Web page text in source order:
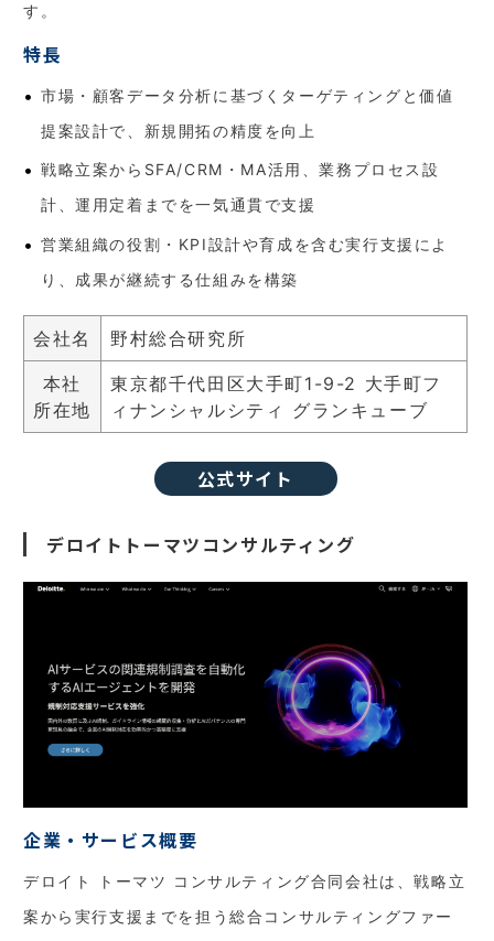
す。
特長
市場・顧客データ分析に基づくターゲティングと価値
提案設計で、新規開拓の精度を向上
戦略立案からSFA/CRM・MA活用、業務プロセス設
計、運用定着までを一気通貫で支援
営業組織の役割・KPI設計や育成を含む実行支援によ
り、成果が継続する仕組みを構築
会社名 野村総合研究所
本社
所在地
東京都千代田区大手町1-9-2 大手町フ
ィナンシャルシティ グランキューブ
公式サイト
デロイトトーマツコンサルティング
企業・サービス概要
デロイト トーマツ コンサルティング合同会社は、戦略立
案から実行支援までを担う総合コンサルティングファー